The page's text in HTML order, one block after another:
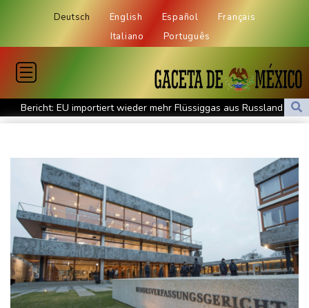
Deutsch English Español
Français
Italiano
Português
Bericht: EU importiert wieder mehr Flüssiggas aus Russland
Militärverwaltung: Mindestens drei Tote durch russische Angriffe
BUND kritisiert Lockerung von Sonntagsfahrverbot für Lkw - BDI
begrüßt es
Kolumbien: Neuer Präsident kündigt "unermüdlichen" Kampf
gegen Drogengewalt an
BUND kritisiert Lockerung von Sonn- und Feiertagsfahrverbot für
Lastwagen
Trump spricht nach Ballsaal-Urteil von "nationaler Schande"
Abholzung im Amazonas auf niedrigstem Stand seit einem